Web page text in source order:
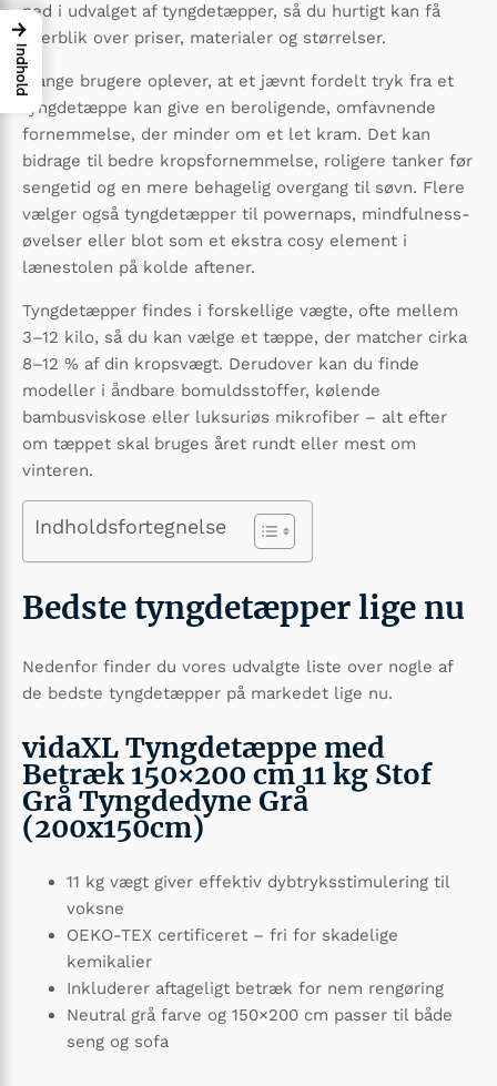
ned i udvalget af tyngdetæpper, så du hurtigt kan få
overblik over priser, materialer og størrelser.
Mange brugere oplever, at et jævnt fordelt tryk fra et
tyngdetæppe kan give en beroligende, omfavnende
fornemmelse, der minder om et let kram. Det kan
bidrage til bedre kropsfornemmelse, roligere tanker før
sengetid og en mere behagelig overgang til søvn. Flere
vælger også tyngdetæpper til powernaps, mindfulness-
øvelser eller blot som et ekstra cosy element i
lænestolen på kolde aftener.
Tyngdetæpper findes i forskellige vægte, ofte mellem
3–12 kilo, så du kan vælge et tæppe, der matcher cirka
8–12 % af din kropsvægt. Derudover kan du finde
modeller i åndbare bomuldsstoffer, kølende
bambusviskose eller luksuriøs mikrofiber – alt efter
om tæppet skal bruges året rundt eller mest om
vinteren.
Indholdsfortegnelse
Bedste tyngdetæpper lige nu
Nedenfor finder du vores udvalgte liste over nogle af
de bedste tyngdetæpper på markedet lige nu.
vidaXL Tyngdetæppe med
Betræk 150×200 cm 11 kg Stof
Grå Tyngdedyne Grå
(200x150cm)
11 kg vægt giver effektiv dybtryksstimulering til
voksne
OEKO-TEX certificeret – fri for skadelige
kemikalier
Inkluderer aftageligt betræk for nem rengøring
Neutral grå farve og 150×200 cm passer til både
seng og sofa
→
Indhold